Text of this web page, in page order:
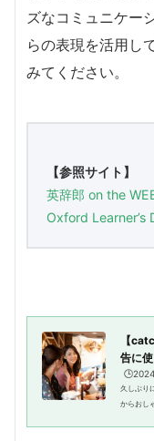
ズなコミュニケー
らの表現を活用し
みてください。
【参照サイト】
英辞郎 on the
Oxford Learner’s
【
告に
久しぶり
からおし